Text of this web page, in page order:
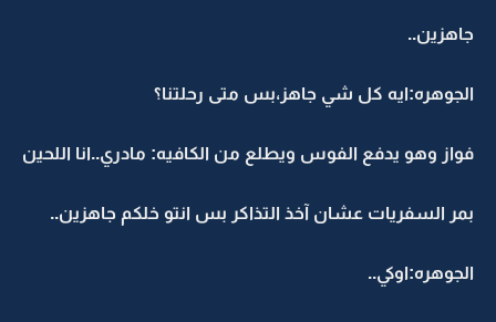
جاهزين..
الجوهره:ايه كل شي جاهز،بس متى رحلتنا؟
فواز وهو يدفع الفوس ويطلع من الكافيه: مادري..انا اللحين
بمر السفريات عشان آخذ التذاكر بس انتو خلكم جاهزين..
الجوهره:اوكي..